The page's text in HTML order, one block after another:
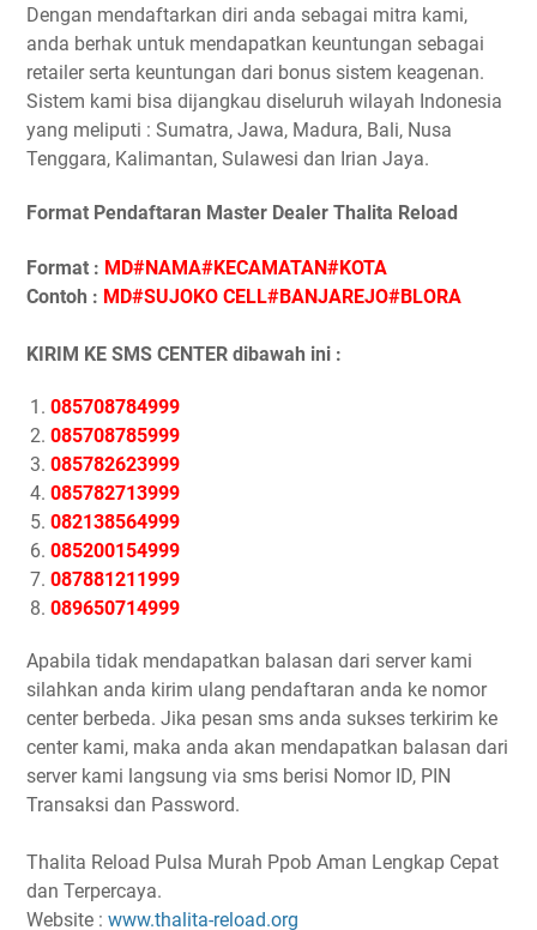
Dengan mendaftarkan diri anda sebagai mitra kami,
anda berhak untuk mendapatkan keuntungan sebagai
retailer serta keuntungan dari bonus sistem keagenan.
Sistem kami bisa dijangkau diseluruh wilayah Indonesia
yang meliputi : Sumatra, Jawa, Madura, Bali, Nusa
Tenggara, Kalimantan, Sulawesi dan Irian Jaya.
Format Pendaftaran Master Dealer Thalita Reload
Format : MD#NAMA#KECAMATAN#KOTA
Contoh : MD#SUJOKO CELL#BANJAREJO#BLORA
KIRIM KE SMS CENTER dibawah ini :
085708784999
085708785999
085782623999
085782713999
082138564999
085200154999
087881211999
089650714999
Apabila tidak mendapatkan balasan dari server kami
silahkan anda kirim ulang pendaftaran anda ke nomor
center berbeda. Jika pesan sms anda sukses terkirim ke
center kami, maka anda akan mendapatkan balasan dari
server kami langsung via sms berisi Nomor ID, PIN
Transaksi dan Password.
Thalita Reload Pulsa Murah Ppob Aman Lengkap Cepat
dan Terpercaya.
Website : www.thalita-reload.org